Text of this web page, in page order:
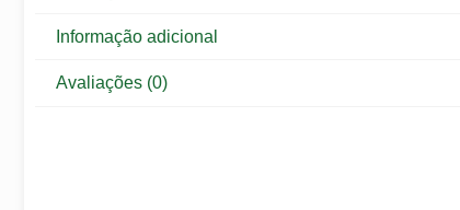
Informação adicional
Avaliações (0)